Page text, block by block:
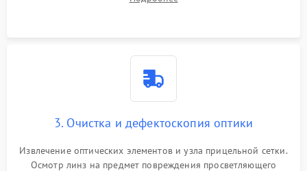
уплотнительных колец. Поиск причин люфта, смещения
3. Очистка и дефектоскопия оптики
Извлечение оптических элементов и узла прицельной сетки.
Осмотр линз на предмет повреждения просветляющего